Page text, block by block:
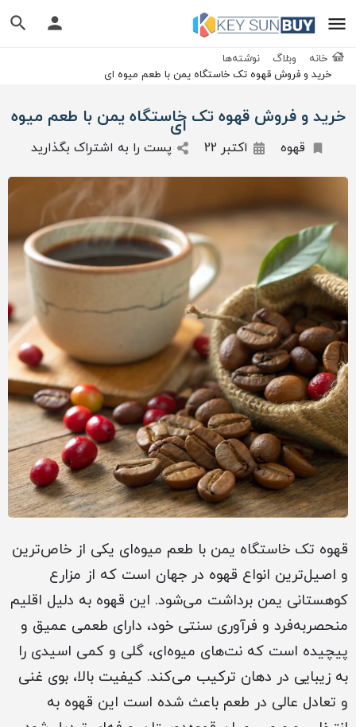
خانه وبلاگ
نوشته‌ها
خرید و فروش قهوه تک خاستگاه یمن با طعم میوه ای
خرید و فروش قهوه تک خاستگاه یمن با طعم میوه
ای
قهوه اکتبر 22 پست را به اشتراک بگذارید
قهوه تک خاستگاه یمن با طعم میوه‌ای یکی از خاص‌ترین
و اصیل‌ترین انواع قهوه در جهان است که از مزارع
کوهستانی یمن برداشت می‌شود. این قهوه به دلیل اقلیم
منحصربه‌فرد و فرآوری سنتی خود، دارای طعمی عمیق و
پیچیده است که نت‌های میوه‌ای، گلی و کمی اسیدی را
به زیبایی در دهان ترکیب می‌کند. کیفیت بالا، بوی غنی
و تعادل عالی در طعم باعث شده است این قهوه به